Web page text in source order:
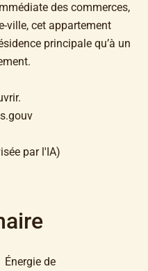
des commerces,
ville, cet appartement
principale qu’à un
par l'IA)
Énergie de